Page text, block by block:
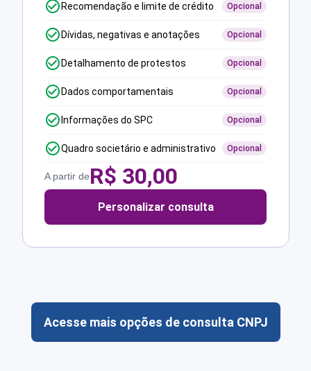
Recomendação e limite de crédito Opcional
Dívidas, negativas e anotações Opcional
Detalhamento de protestos Opcional
Dados comportamentais Opcional
Informações do SPC Opcional
Quadro societário e administrativo Opcional
A partir deR$ 30,00
Personalizar consulta
Acesse mais opções de consulta CNPJ